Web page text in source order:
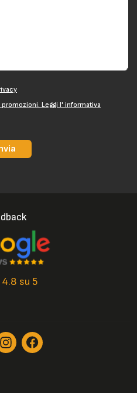
Leggi l' informativa
4.8 su 5